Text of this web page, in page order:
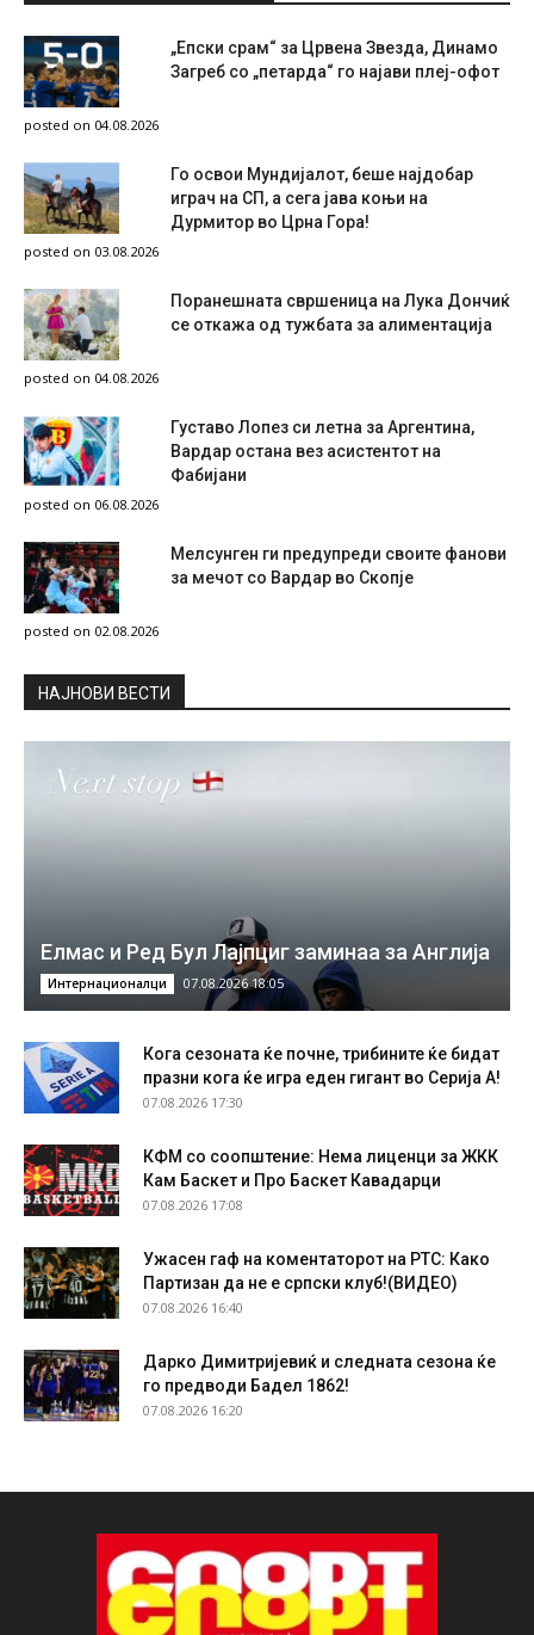
„Епски срам“ за Црвена Звезда, Динамо
Загреб со „петарда“ го најави плеј-офот
posted on 04.08.2026
Го освои Мундијалот, беше најдобар
играч на СП, а сега јава коњи на
Дурмитор во Црна Гора!
posted on 03.08.2026
Поранешната свршеница на Лука Дончиќ
се откажа од тужбата за алиментација
posted on 04.08.2026
Густаво Лопез си летна за Аргентина,
Вардар остана вез асистентот на
Фабијани
posted on 06.08.2026
Мелсунген ги предупреди своите фанови
за мечот со Вардар во Скопје
posted on 02.08.2026
НAЈНОВИ ВЕСТИ
Елмас и Ред Бул Лајпциг заминаа за Англија
Интернационалци 07.08.2026 18:05
Кога сезоната ќе почне, трибините ќе бидат
празни кога ќе игра еден гигант во Серија А!
07.08.2026 17:30
КФМ со соопштение: Нема лиценци за ЖКК
Кам Баскет и Про Баскет Кавадарци
07.08.2026 17:08
Ужасен гаф на коментаторот на РТС: Како
Партизан да не е српски клуб!(ВИДЕО)
07.08.2026 16:40
Дарко Димитријевиќ и следната сезона ќе
го предводи Бадел 1862!
07.08.2026 16:20